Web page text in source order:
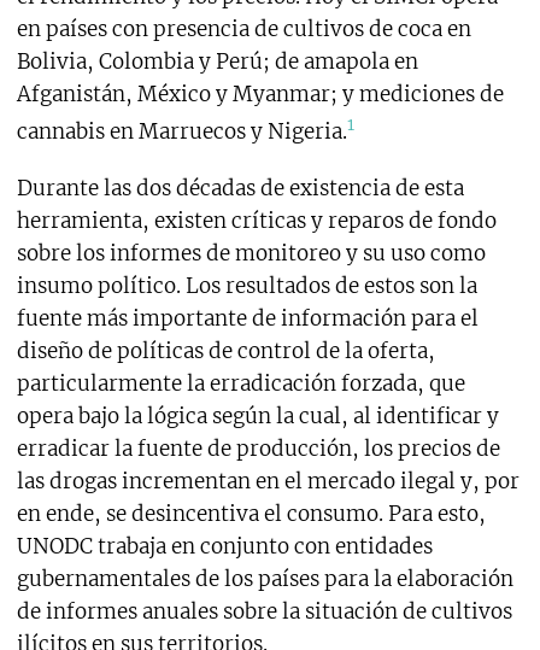
en países con presencia de cultivos de coca en
Bolivia, Colombia y Perú; de amapola en
Afganistán, México y Myanmar; y mediciones de
cannabis en Marruecos y Nigeria.1
Durante las dos décadas de existencia de esta
herramienta, existen críticas y reparos de fondo
sobre los informes de monitoreo y su uso como
insumo político. Los resultados de estos son la
fuente más importante de información para el
diseño de políticas de control de la oferta,
particularmente la erradicación forzada, que
opera bajo la lógica según la cual, al identificar y
erradicar la fuente de producción, los precios de
las drogas incrementan en el mercado ilegal y, por
en ende, se desincentiva el consumo. Para esto,
UNODC trabaja en conjunto con entidades
gubernamentales de los países para la elaboración
de informes anuales sobre la situación de cultivos
ilícitos en sus territorios.